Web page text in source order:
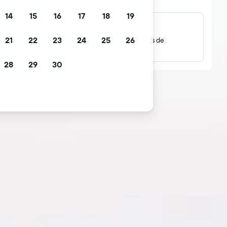
Verifique classificações com base em milhões de
14 15 16 17 18 19
21 22 23 24 25 26
28 29 30